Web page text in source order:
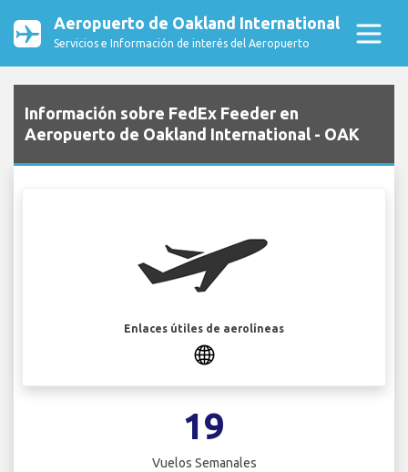
Aeropuerto de Oakland International
Servicios e Información de interés del Aeropuerto
Información sobre FedEx Feeder en
Aeropuerto de Oakland International - OAK
Enlaces útiles de aerolíneas
19
Vuelos Semanales